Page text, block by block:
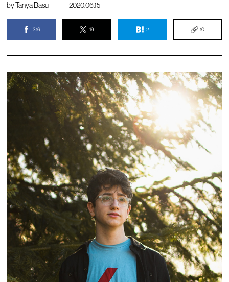
byTanya Basu 2020.06.15
316 19 2 10